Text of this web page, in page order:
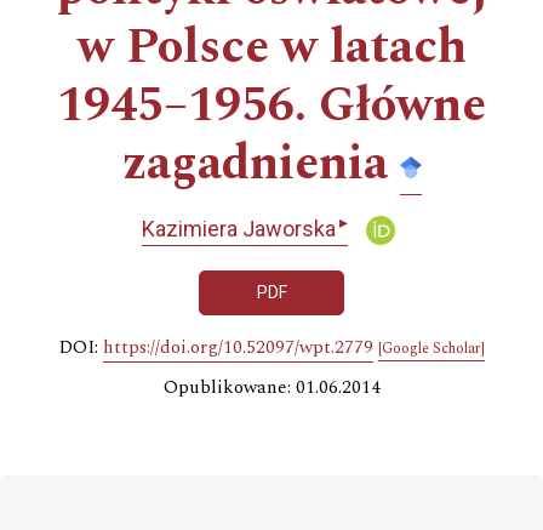
w Polsce w latach
1945–1956. Główne
zagadnienia
Kazimiera Jaworska ▸
PDF
DOI: https://doi.org/10.52097/wpt.2779 [Google Scholar]
Opublikowane: 01.06.2014